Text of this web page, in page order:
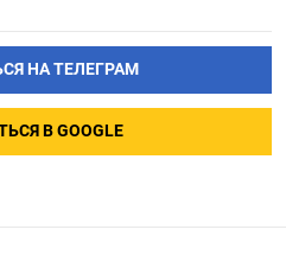
НА ТЕЛЕГРАМ
В GOOGLE